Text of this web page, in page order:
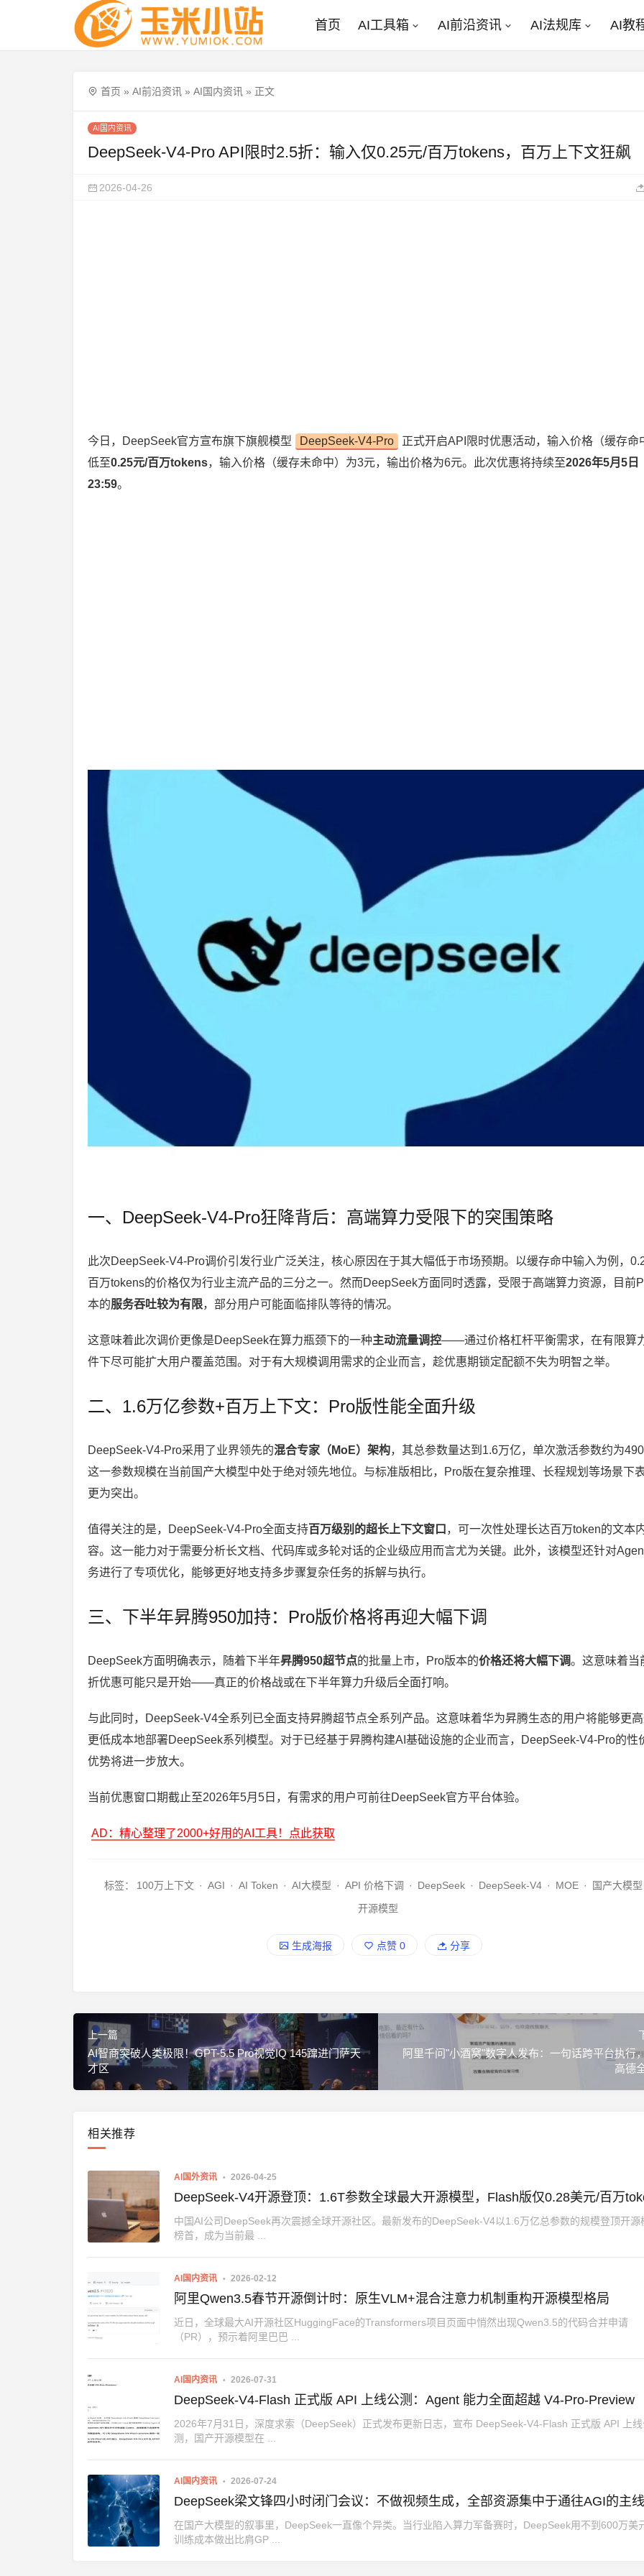
首页 AI工具箱 AI前沿资讯 AI法规库 AI教
首页 » AI前沿资讯 » AI国内资讯 » 正文
AI国内资讯
DeepSeek-V4-Pro API限时2.5折：输入仅0.25元/百万tokens，百万上下文狂飙
2026-04-26
今日，DeepSeek官方宣布旗下旗舰模型 DeepSeek-V4-Pro
正式开启API限时优惠活动，输入价格（缓存命
低至0.25元/百万tokens，输入价格（缓存未命中）为3元，输出价格为6元。此次优惠将持续至2026年5月5日
23:59。
一、DeepSeek-V4-Pro狂降背后：高端算力受限下的突围策略
此次DeepSeek-V4-Pro调价引发行业广泛关注，核心原因在于其大幅低于市场预期。以缓存命中输入为例，
百万tokens的价格仅为行业主流产品的三分之一。然而DeepSeek方面同时透露，受限于高端算力资源，目前
本的服务吞吐较为有限，部分用户可能面临排队等待的情况。
这意味着此次调价更像是DeepSeek在算力瓶颈下的一种主动流量调控——通过价格杠杆平衡需求，在有限算
件下尽可能扩大用户覆盖范围。对于有大规模调用需求的企业而言，趁优惠期锁定配额不失为明智之举。
二、1.6万亿参数+百万上下文：Pro版性能全面升级
DeepSeek-V4-Pro采用了业界领先的混合专家（MoE）架构，其总参数量达到1.6万亿，单次激活参数约为490
这一参数规模在当前国产大模型中处于绝对领先地位。与标准版相比，Pro版在复杂推理、长程规划等场景下
更为突出。
值得关注的是，DeepSeek-V4-Pro全面支持百万级别的超长上下文窗口 ，可一次性处理长达百万token的文本
容。这一能力对于需要分析长文档、代码库或多轮对话的企业级应用而言尤为关键。此外，该模型还针对
务进行了专项优化，能够更好地支持多步骤复杂任务的拆解与执行。
三、下半年昇腾950加持：Pro版价格将再迎大幅下调
DeepSeek方面明确表示，随着下半年昇腾950超节点的批量上市，Pro版本的价格还将大幅下调。这意味着当
折优惠可能只是开始——真正的价格战或在下半年算力升级后全面打响。
与此同时，DeepSeek-V4全系列已全面支持昇腾超节点全系列产品。这意味着华为昇腾生态的用户将能够更高
更低成本地部署DeepSeek系列模型。对于已经基于昇腾构建AI基础设施的企业而言，DeepSeek-V4-Pro的性
优势将进一步放大。
当前优惠窗口期截止至2026年5月5日，有需求的用户可前往DeepSeek官方平台体验。
AD：精心整理了2000+好用的AI工具！点此获取
标签： 100万上下文 · AGI · AI Token · AI大模型 · API 价格下调 · DeepSeek · DeepSeek-V4 · MOE · 国产大模型
开源模型
生成海报 点赞 0 分享
上一篇
AI智商突破人类极限！GPT-5.5 Pro视觉IQ 145蹿进门萨天
才区
阿里千问"小酒窝"数字人发布：一句话跨平台执行
高德
相关推荐
AI国外资讯 2026-04-25
DeepSeek-V4开源登顶：1.6T参数全球最大开源模型，Flash版仅0.28美元/百万
中国AI公司DeepSeek再次震撼全球开源社区。最新发布的DeepSeek-V4以1.6万亿总参数的规模登顶开源
榜首，成为当前最 ...
AI国内资讯 2026-02-12
阿里Qwen3.5春节开源倒计时：原生VLM+混合注意力机制重构开源模型格局
近日，全球最大AI开源社区HuggingFace的Transformers项目页面中悄然出现Qwen3.5的代码合并申请
（PR），预示着阿里巴巴 ...
AI国内资讯 2026-07-31
DeepSeek-V4-Flash 正式版 API 上线公测：Agent 能力全面超越 V4-Pro-Preview
2026年7月31日，深度求索（DeepSeek）正式发布更新日志，宣布 DeepSeek-V4-Flash 正式版 API 上线
测，国产开源模型在 ...
AI国内资讯 2026-07-24
DeepSeek梁文锋四小时闭门会议：不做视频生成，全部资源集中于通往AGI的主线
在国产大模型的叙事里，DeepSeek一直像个异类。当行业陷入算力军备赛时，DeepSeek用不到600万美
训练成本做出比肩GP ...